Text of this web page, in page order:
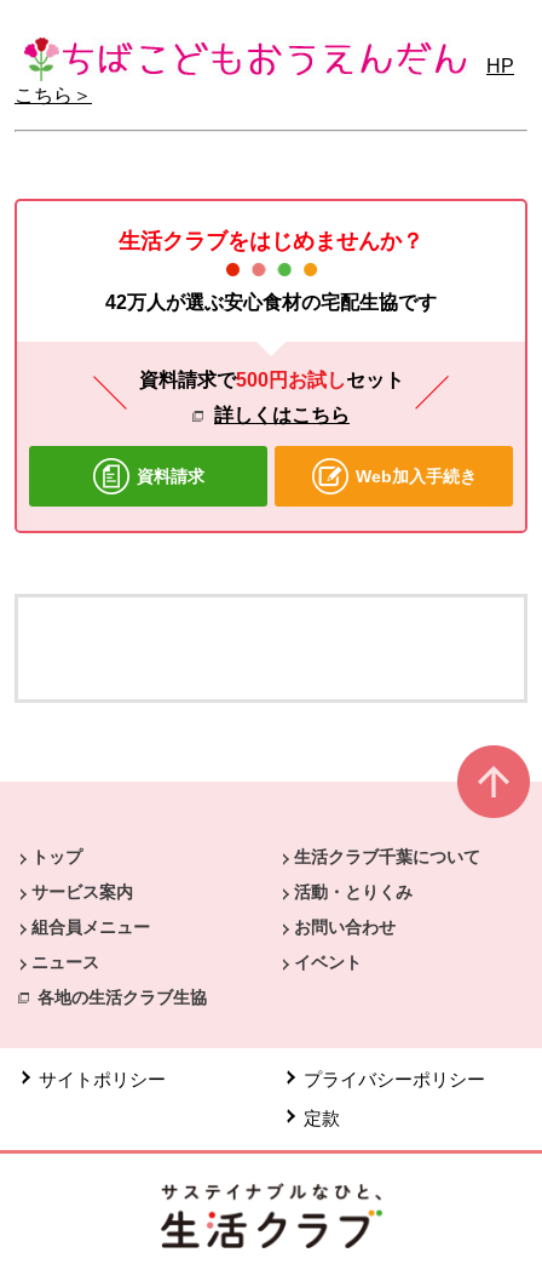
HP
こちら＞
生活クラブをはじめませんか？
42万人が選ぶ安心食材の宅配生協です
資料請求で500円お試しセット
詳しくはこちら
資料請求 Web加入手続き
トップ
生活クラブ千葉について
サービス案内
活動・とりくみ
組合員メニュー
お問い合わせ
ニュース
イベント
各地の生活クラブ生協
サイトポリシー
プライバシーポリシー
定款